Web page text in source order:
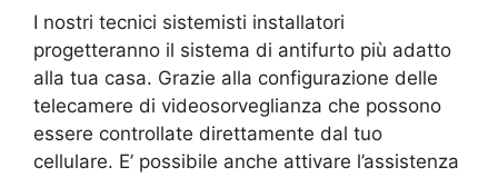
I nostri tecnici sistemisti installatori
progetteranno il sistema di antifurto più adatto
alla tua casa. Grazie alla configurazione delle
telecamere di videosorveglianza che possono
essere controllate direttamente dal tuo
cellulare. E’ possibile anche attivare l’assistenza